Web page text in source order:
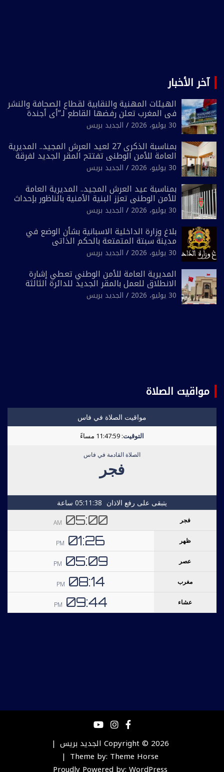
آخر الأخبار
الهيئات المهنية والنقابية لقطاع الصحافة والنشر
في المغرب تعلن رفضها القاطع لـ”أي أجندة
انتخابية مُعدة على مقاس سياسي ومصلحي
ضيق”
30 يوليو، 2026 الجديد بريس
بمناسبة الذكرى 27 لعيد العرش المجيد.. المديرية
العامة للأمن الوطني تفتتح المقر الجديد لفرقة
الشرطة السياحية بفاس
30 يوليو، 2026 الجديد بريس
بمناسبة عيد العرش المجيد.. المديرية العامة
للأمن الوطني تعزز البنية الأمنية بالناظور بإحداث
فرقتين جديدتين
30 يوليو، 2026 الجديد بريس
بلاغ وزارة الداخلية الاسبانية بشأن الوضع في
مدينة سبتة المتمتعة بالحكم الذاتي
30 يوليو، 2026 الجديد بريس
المديرية العامة للأمن الوطني تعطي إشارة
الانطلاق للعمل بالمقر الجديد للدائرة الثالثة
للشرطة بولاية أمن العيون
30 يوليو، 2026 الجديد بريس
مواقيت الصلاة
Copyright © 2026 الجديد بريس
Theme by: Theme Horse